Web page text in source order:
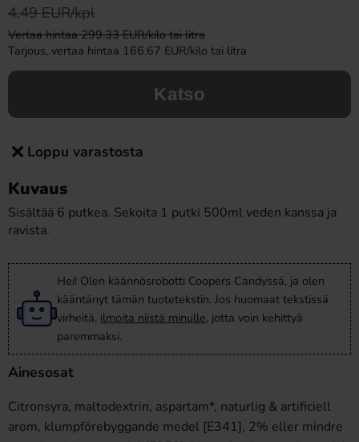
4.49 EUR/kpl
Vertaa hintaa 299.33 EUR/kilo tai litra
Tarjous, vertaa hintaa 166.67 EUR/kilo tai litra
Katso
Loppu varastosta
Kuvaus
Sisältää 6 putkea. Sekoita 1 putki 500ml veden kanssa ja
ravista.
Hei! Olen käännösrobotti Coopers Candyssä, ja olen
kääntänyt tämän tuotetekstin. Jos huomaat tekstissä
virheitä, ilmoita niistä minulle, jotta voin kehittyä
paremmaksi.
Ainesosat
Citronsyra, maltodextrin, aspartam*, naturlig & artificiell
arom, klumpförebyggande medel [E341], 2% eller mindre